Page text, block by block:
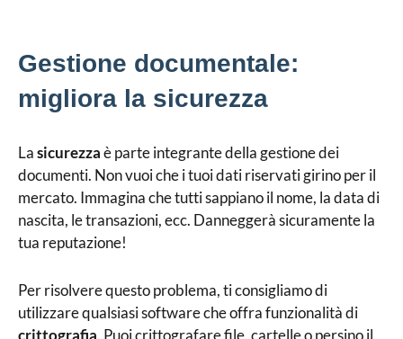
Gestione documentale:
migliora la sicurezza
Lasicurezzaè parte integrante della gestione dei
documenti. Non vuoi che i tuoi dati riservati girino per il
mercato. Immagina che tutti sappiano il nome, la data di
nascita, le transazioni, ecc. Danneggerà sicuramente la
tua reputazione!
Per risolvere questo problema, ti consigliamo di
utilizzare qualsiasi software che offra funzionalità di
crittografia. Puoi crittografare file, cartelle o persino il